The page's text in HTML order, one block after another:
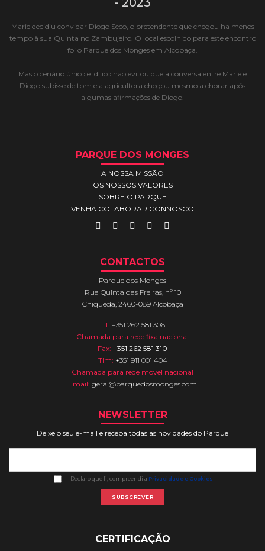
Marie decidiu convidar Diogo Seco, o pretendente que chegou ha menos
tempo à sua Quinta no Zambujeiro. O local escolhido para este encontro
foi o Parque dos Monges em Alcobaça.
Mas o cenário único e idílico não evitou que a conversa entre Marie e
Diogo subisse de tom e a agricultora chegou mesmo a chorar após
algumas afirmações de Diogo.
PARQUE DOS MONGES
A NOSSA MISSÃO
OS NOSSOS VALORES
SOBRE O PARQUE
VENHA COLABORAR CONNOSCO
CONTACTOS
Parque dos Monges
Rua Quinta das Freiras, nº 10
Chiqueda, 2460-089 Alcobaça
Tlf: +351 262 581 306
Chamada para rede fixa nacional
Fax: +351 262 581 310
Tlm: +351 911 001 404
Chamada para rede móvel nacional
Email: geral@parquedosmonges.com
NEWSLETTER
Deixe o seu e-mail e receba todas as novidades do Parque
Declaro que li, compreendi a Privacidade e Cookies
CERTIFICAÇÃO